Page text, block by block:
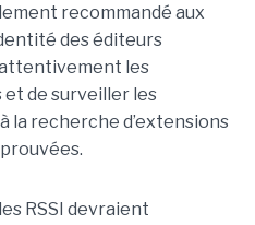
recommandé aux
des éditeurs
attentivement les
de surveiller les
la recherche d’extensions
RSSI devraient